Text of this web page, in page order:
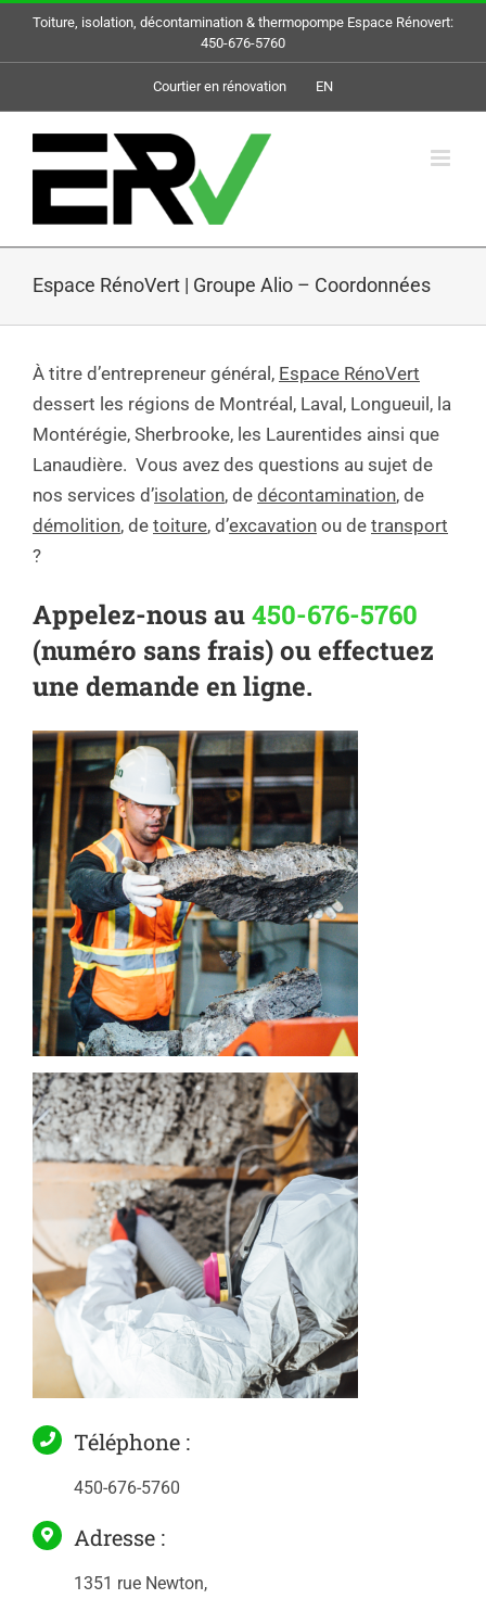
SkipToiture, isolation, décontamination & thermopompe Espace Rénovert:
450-676-5760
Courtier en rénovation EN
Espace RénoVert | Groupe Alio – Coordonnées
À titre d’entrepreneur général, Espace RénoVert
dessert les régions de Montréal, Laval, Longueuil, la
Montérégie, Sherbrooke, les Laurentides ainsi que
Lanaudière. Vous avez des questions au sujet de
nos services d’isolation, de décontamination, de
démolition, de toiture, d’excavation ou de transport
?
Appelez-nous au450-676-5760
(numéro sans frais) ou effectuez
une demande en ligne.
Téléphone :
450-676-5760
Adresse :
1351 rue Newton,